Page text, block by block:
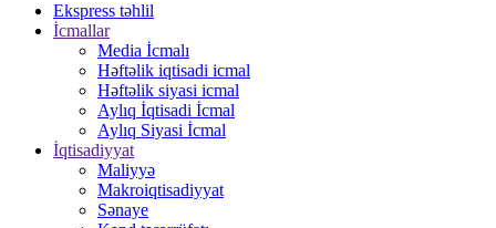
Ekspress təhlil
İcmallar
Media İcmalı
Həftəlik iqtisadi icmal
Həftəlik siyasi icmal
Aylıq İqtisadi İcmal
Aylıq Siyasi İcmal
İqtisadiyyat
Maliyyə
Makroiqtisadiyyat
Sənaye